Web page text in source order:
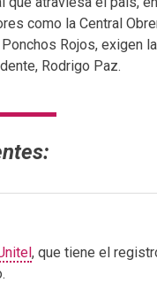
como la Central
Rojos, exigen
Rodrigo Paz.
, que tiene el